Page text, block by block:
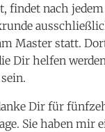
findet nach
Master statt.
Dir helfen
Dir für
Sie haben mir